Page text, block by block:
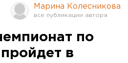
Марина Колесникова
по
в